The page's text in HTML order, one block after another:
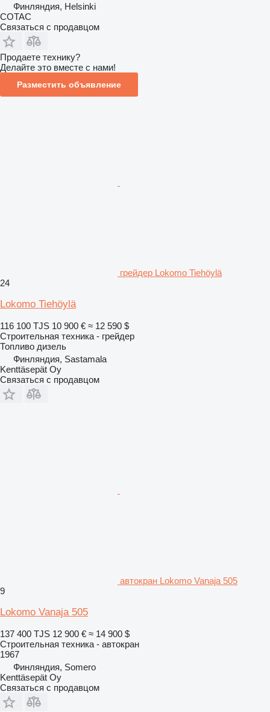
Финляндия, Helsinki
COTAC
Связаться с продавцом
Продаете технику?
Делайте это вместе с нами!
Разместить объявление
грейдер Lokomo Tiehöylä
24
Lokomo Tiehöylä
116 100 TJS 10 900 € ≈ 12 590 $
Строительная техника - грейдер
Топливо дизель
Финляндия, Sastamala
Kenttäsepät Oy
Связаться с продавцом
автокран Lokomo Vanaja 505
9
Lokomo Vanaja 505
137 400 TJS 12 900 € ≈ 14 900 $
Строительная техника - автокран
1967
Финляндия, Somero
Kenttäsepät Oy
Связаться с продавцом